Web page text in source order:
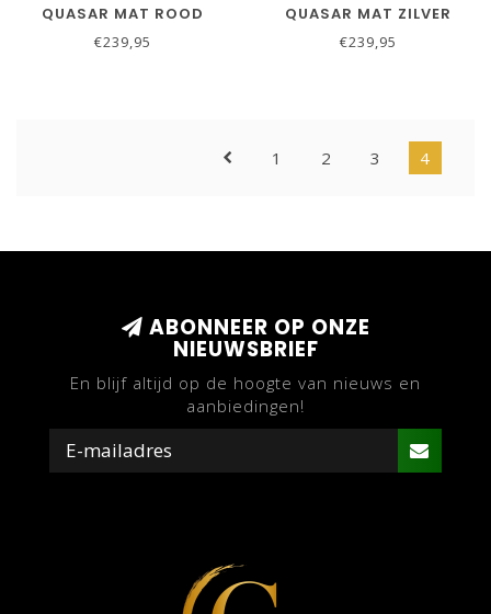
QUASAR MAT ROOD
€239,95
QUASAR MAT ZILVER
€239,95
1 2 3 4
ABONNEER OP ONZE
NIEUWSBRIEF
En blijf altijd op de hoogte van nieuws en
aanbiedingen!